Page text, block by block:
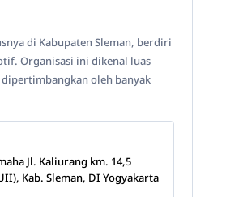
di Kabupaten Sleman, berdiri
Organisasi ini dikenal luas
oleh banyak
Jl. Kaliurang km. 14,5
Kab. Sleman, DI Yogyakarta